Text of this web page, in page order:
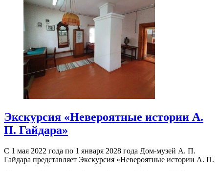
Экскурсия «Невероятные истории А.
П. Гайдара»
С 1 мая 2022 года по 1 января 2028 года Дом-музей А. П.
Гайдара представляет Экскурсия «Невероятные истории А. П.